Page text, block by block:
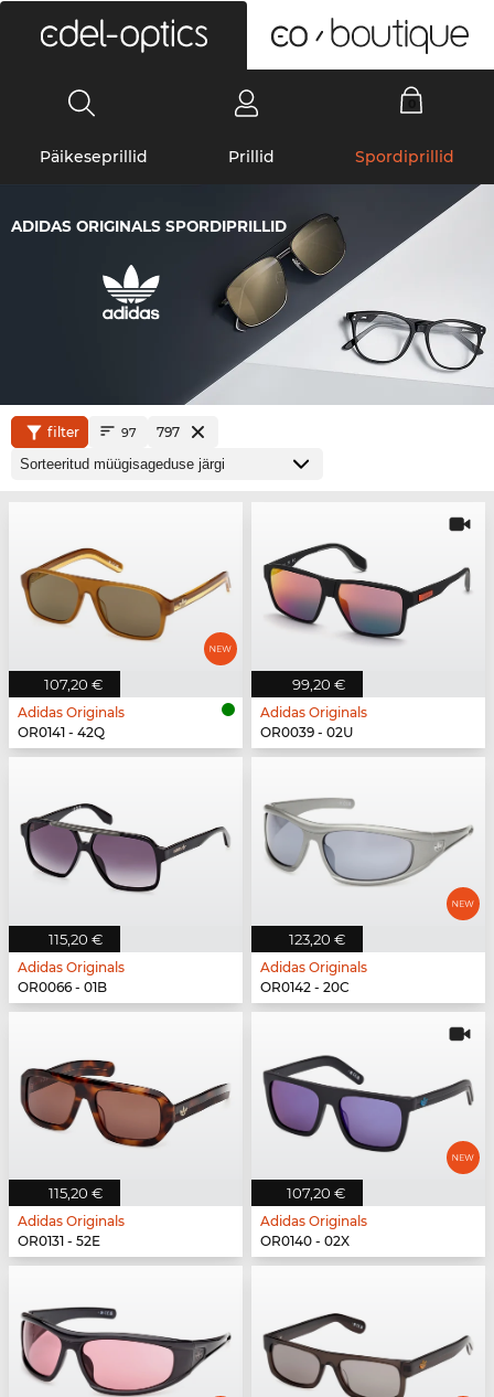
Päikeseprillid Prillid Spordiprillid
ADIDAS ORIGINALS SPORDIPRILLID
filter 97 797
107,20 €
Adidas Originals
OR0141 - 42Q
99,20 €
Adidas Originals
OR0039 - 02U
115,20 €
Adidas Originals
OR0066 - 01B
123,20 €
Adidas Originals
OR0142 - 20C
115,20 €
Adidas Originals
OR0131 - 52E
107,20 €
Adidas Originals
OR0140 - 02X